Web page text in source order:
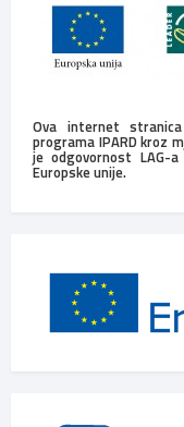
Ova internet
programa IPARD kroz
je odgovornost LAG-
Europske unije.